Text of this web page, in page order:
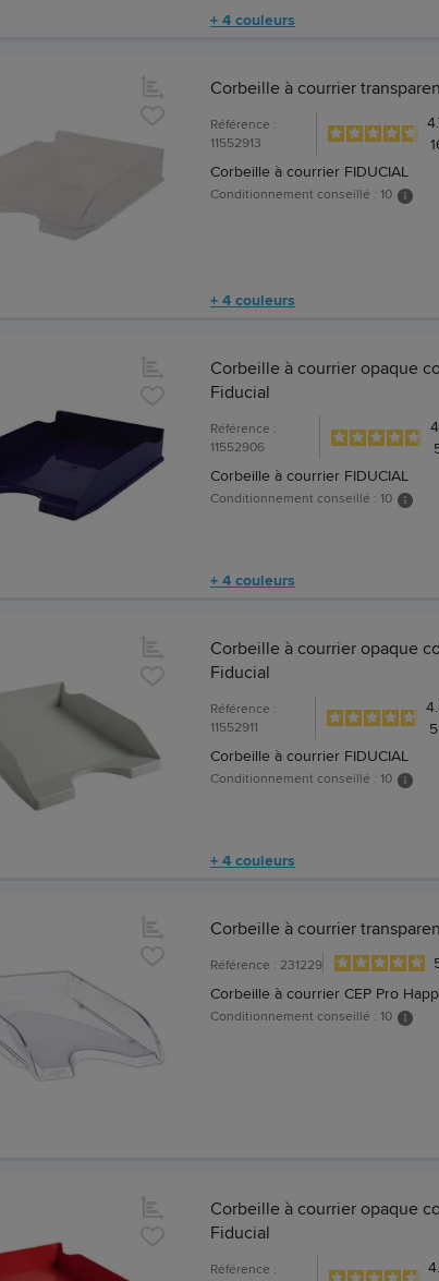
+ 4 couleurs
Corbeille à courrier
Référence :
11552913
Corbeille à courrier FIDUCIAL
Conditionnement conseillé : 10
+ 4 couleurs
Corbeille à courrier opaque
Fiducial
Référence :
11552906
Corbeille à courrier FIDUCIAL
Conditionnement conseillé : 10
+ 4 couleurs
Corbeille à courrier opaque
Fiducial
Référence :
11552911
Corbeille à courrier FIDUCIAL
Conditionnement conseillé : 10
+ 4 couleurs
Corbeille à courrier
Référence : 231229
Corbeille à courrier CEP Pro
Conditionnement conseillé : 10
Corbeille à courrier opaque
Fiducial
Référence :